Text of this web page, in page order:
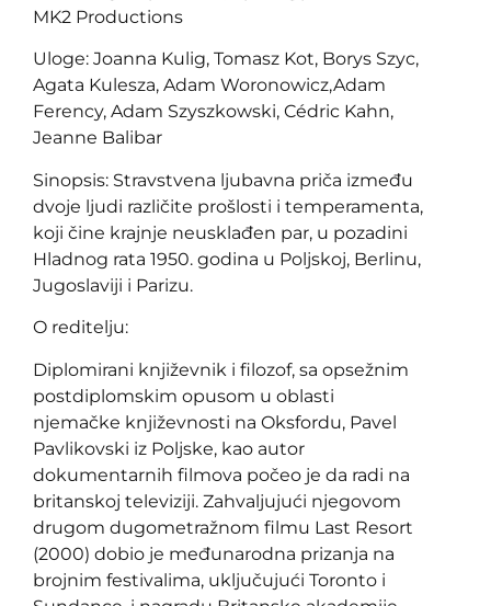
MK2 Productions
Uloge: Joanna Kulig, Tomasz Kot, Borys Szyc,
Agata Kulesza, Adam Woronowicz,Adam
Ferency, Adam Szyszkowski, Cédric Kahn,
Jeanne Balibar
Sinopsis: Stravstvena ljubavna priča između
dvoje ljudi različite prošlosti i temperamenta,
koji čine krajnje neusklađen par, u pozadini
Hladnog rata 1950. godina u Poljskoj, Berlinu,
Jugoslaviji i Parizu.
O reditelju:
Diplomirani književnik i filozof, sa opsežnim
postdiplomskim opusom u oblasti
njemačke književnosti na Oksfordu, Pavel
Pavlikovski iz Poljske, kao autor
dokumentarnih filmova počeo je da radi na
britanskoj televiziji. Zahvaljujući njegovom
drugom dugometražnom filmu Last Resort
(2000) dobio je međunarodna prizanja na
brojnim festivalima, uključujući Toronto i